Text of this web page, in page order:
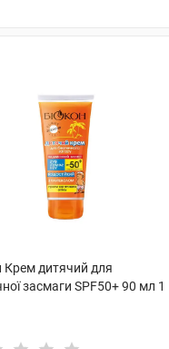
Крем дитячий для
засмаги SPF50+ 90 мл 1